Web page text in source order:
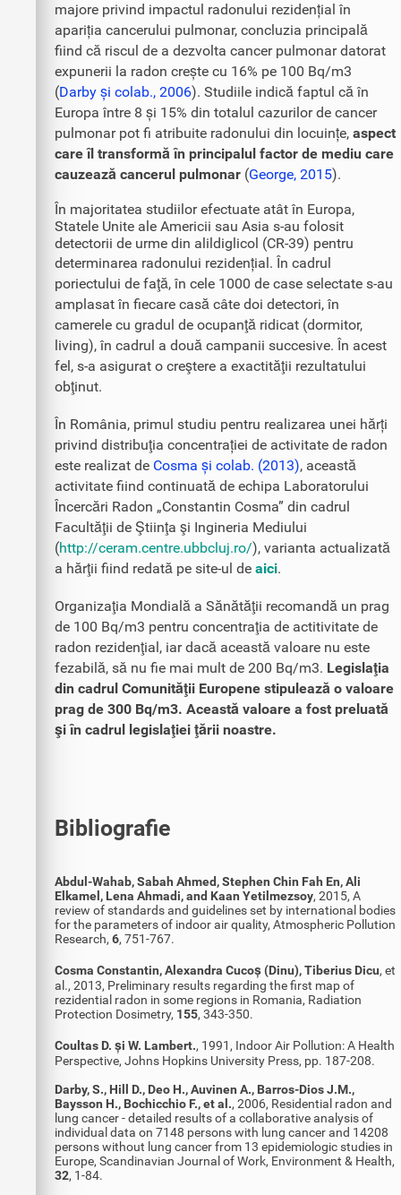
majore privind impactul radonului rezidențial în
apariția cancerului pulmonar, concluzia principală
fiind că riscul de a dezvolta cancer pulmonar datorat
expunerii la radon crește cu 16% pe 100 Bq/m3
(Darby și colab., 2006). Studiile indică faptul că în
Europa între 8 și 15% din totalul cazurilor de cancer
pulmonar pot fi atribuite radonului din locuințe, aspect
care îl transformă în principalul factor de mediu care
cauzează cancerul pulmonar (George, 2015).
În majoritatea studiilor efectuate atât în Europa,
Statele Unite ale Americii sau Asia s-au folosit
detectorii de urme din alildiglicol (CR-39) pentru
determinarea radonului rezidențial. În cadrul
poriectului de faţă, în cele 1000 de case selectate s-au
amplasat în fiecare casă câte doi detectori, în
camerele cu gradul de ocupanţă ridicat (dormitor,
living), în cadrul a două campanii succesive. În acest
fel, s-a asigurat o creştere a exactităţii rezultatului
obţinut.
În România, primul studiu pentru realizarea unei hărți
privind distribuţia concentrației de activitate de radon
este realizat de Cosma și colab. (2013), această
activitate fiind continuată de echipa Laboratorului
Încercări Radon „Constantin Cosma” din cadrul
Facultăţii de Ştiinţa şi Ingineria Mediului
(http://ceram.centre.ubbcluj.ro/), varianta actualizată
a hărţii fiind redată pe site-ul de aici.
Organizaţia Mondială a Sănătăţii recomandă un prag
de 100 Bq/m3 pentru concentraţia de actitivitate de
radon rezidenţial, iar dacă această valoare nu este
fezabilă, să nu fie mai mult de 200 Bq/m3. Legislaţia
din cadrul Comunităţii Europene stipulează o valoare
prag de 300 Bq/m3. Această valoare a fost preluată
şi în cadrul legislaţiei ţării noastre.
Bibliografie
Abdul-Wahab, Sabah Ahmed, Stephen Chin Fah En, Ali
Elkamel, Lena Ahmadi, and Kaan Yetilmezsoy, 2015, A
review of standards and guidelines set by international bodies
for the parameters of indoor air quality, Atmospheric Pollution
Research, 6, 751-767.
Cosma Constantin, Alexandra Cucoș (Dinu), Tiberius Dicu, et
al., 2013, Preliminary results regarding the first map of
rezidential radon in some regions in Romania, Radiation
Protection Dosimetry, 155, 343-350.
Coultas D. și W. Lambert., 1991, Indoor Air Pollution: A Health
Perspective, Johns Hopkins University Press, pp. 187-208.
Darby, S., Hill D., Deo H., Auvinen A., Barros-Dios J.M.,
Baysson H., Bochicchio F., et al., 2006, Residential radon and
lung cancer - detailed results of a collaborative analysis of
individual data on 7148 persons with lung cancer and 14208
persons without lung cancer from 13 epidemiologic studies in
Europe, Scandinavian Journal of Work, Environment & Health,
32, 1-84.